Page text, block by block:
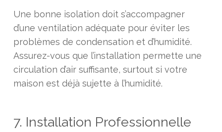
Une bonne isolation doit s’accompagner
d’une ventilation adéquate pour éviter les
problèmes de condensation et d’humidité.
Assurez-vous que l’installation permette une
circulation d’air suffisante, surtout si votre
maison est déjà sujette à l’humidité.
7. Installation Professionnelle